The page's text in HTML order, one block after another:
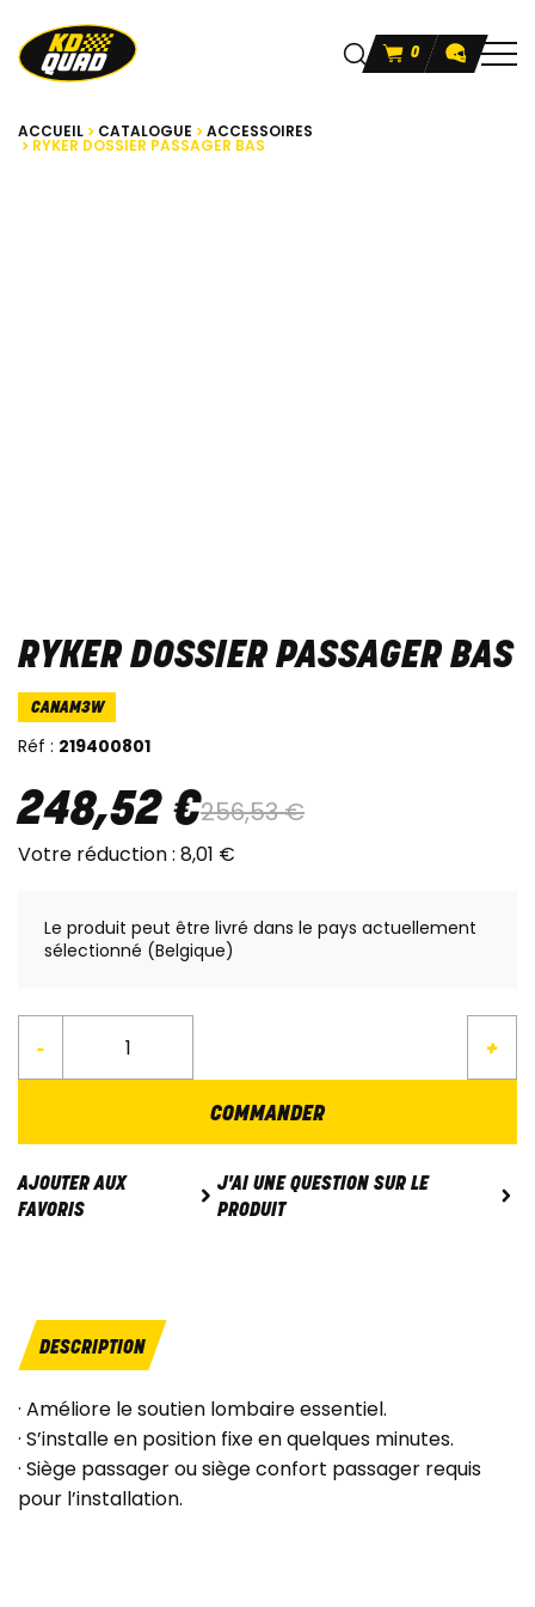
0
ACCUEIL CATALOGUE ACCESSOIRES
RYKER DOSSIER PASSAGER BAS
RYKER DOSSIER PASSAGER BAS
CANAM3W
Réf : 219400801
248,52 €256,53€
Votre réduction : 8,01 €
Le produit peut être livré dans le pays actuellement
sélectionné (Belgique)
- +
COMMANDER
AJOUTER AUX
FAVORIS
J'AI UNE QUESTION SUR LE
PRODUIT
DESCRIPTION
· Améliore le soutien lombaire essentiel.
· S’installe en position fixe en quelques minutes.
· Siège passager ou siège confort passager requis
pour l’installation.